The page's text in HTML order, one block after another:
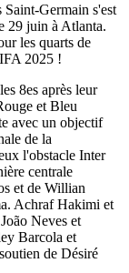
Saint-Germain s'est
29 juin à Atlanta.
les quarts de
2025 !
8es après leur
et Bleu
avec un objectif
de la
l'obstacle Inter
centrale
et de Willian
Achraf Hakimi et
Neves et
Barcola et
de Désiré